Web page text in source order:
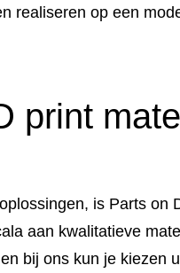
realiseren op een
print
is Parts on
aan kwalitatieve
bij ons kun je kiezen